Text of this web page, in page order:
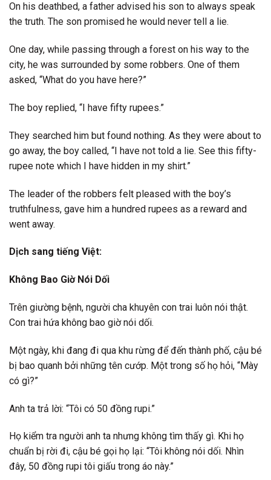
On his deathbed, a father advised his son to always speak
the truth. The son promised he would never tell a lie.
One day, while passing through a forest on his way to the
city, he was surrounded by some robbers. One of them
asked, “What do you have here?”
The boy replied, “I have fifty rupees.”
They searched him but found nothing. As they were about to
go away, the boy called, “I have not told a lie. See this fifty-
rupee note which I have hidden in my shirt.”
The leader of the robbers felt pleased with the boy’s
truthfulness, gave him a hundred rupees as a reward and
went away.
Dịch sang tiếng Việt:
Không Bao Giờ Nói Dối
Trên giường bệnh, người cha khuyên con trai luôn nói thật.
Con trai hứa không bao giờ nói dối.
Một ngày, khi đang đi qua khu rừng để đến thành phố, cậu bé
bị bao quanh bởi những tên cướp. Một trong số họ hỏi, “Mày
có gì?”
Anh ta trả lời: “Tôi có 50 đồng rupi.”
Họ kiểm tra người anh ta nhưng không tìm thấy gì. Khi họ
chuẩn bị rời đi, cậu bé gọi họ lại: “Tôi không nói dối. Nhìn
đây, 50 đồng rupi tôi giấu trong áo này.”